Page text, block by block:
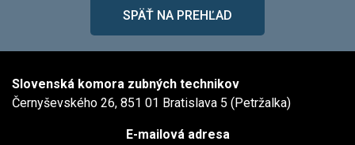
SPÄŤ NA PREHĽAD
Slovenská komora zubných technikov
Černyševského 26, 851 01 Bratislava 5 (Petržalka)
E-mailová adresa